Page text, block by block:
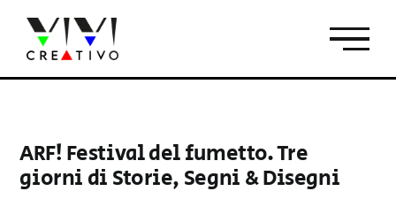
contenuto
ARF! Festival del fumetto. Tre
giorni di Storie, Segni & Disegni